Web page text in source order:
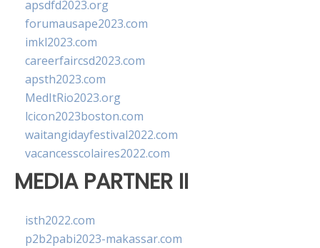
apsdfd2023.org
forumausape2023.com
imkl2023.com
careerfaircsd2023.com
apsth2023.com
MedItRio2023.org
lcicon2023boston.com
waitangidayfestival2022.com
vacancesscolaires2022.com
MEDIA PARTNER II
isth2022.com
p2b2pabi2023-makassar.com